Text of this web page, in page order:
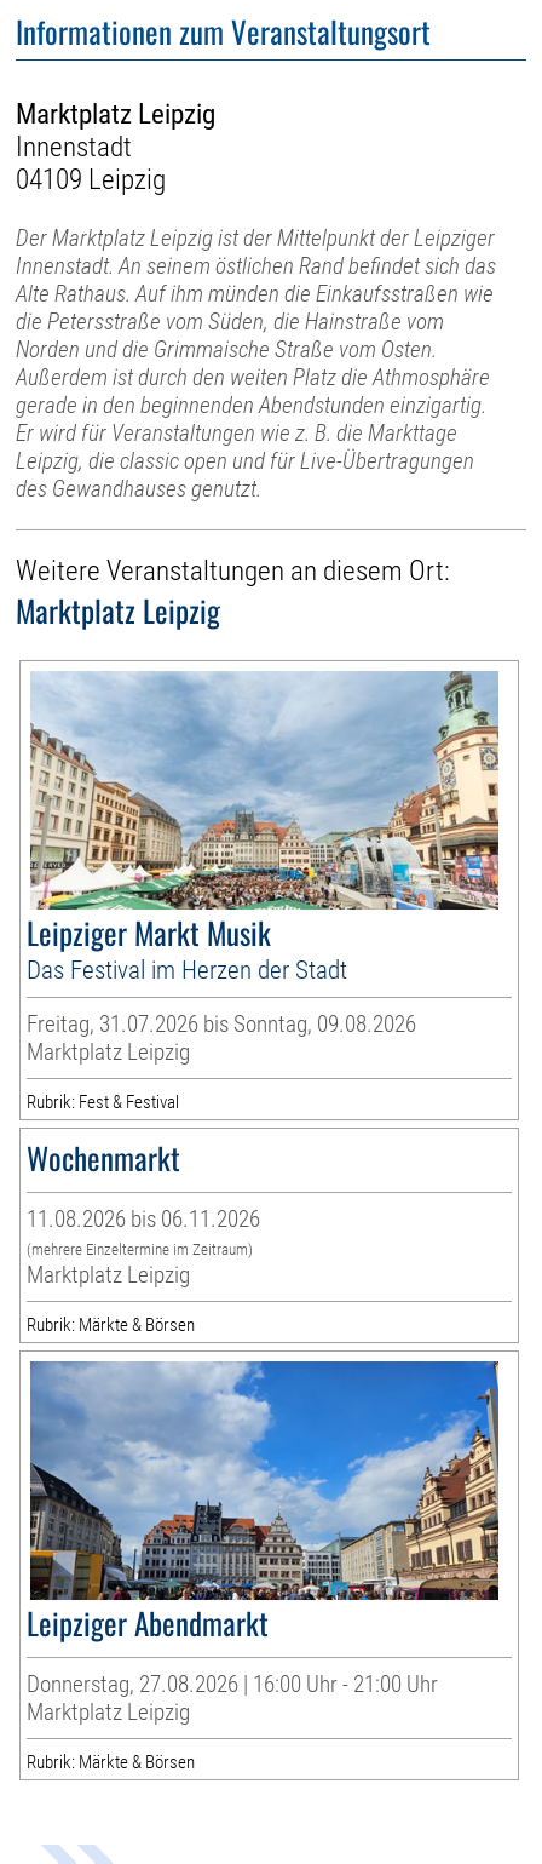
Informationen zum Veranstaltungsort
Marktplatz Leipzig
Innenstadt
04109 Leipzig
Der Marktplatz Leipzig ist der Mittelpunkt der Leipziger
Innenstadt. An seinem östlichen Rand befindet sich das
Alte Rathaus. Auf ihm münden die Einkaufsstraßen wie
die Petersstraße vom Süden, die Hainstraße vom
Norden und die Grimmaische Straße vom Osten.
Außerdem ist durch den weiten Platz die Athmosphäre
gerade in den beginnenden Abendstunden einzigartig.
Er wird für Veranstaltungen wie z. B. die Markttage
Leipzig, die classic open und für Live-Übertragungen
des Gewandhauses genutzt.
Weitere Veranstaltungen an diesem Ort:
Marktplatz Leipzig
Leipziger Markt Musik
Das Festival im Herzen der Stadt
Freitag, 31.07.2026 bis Sonntag, 09.08.2026
Marktplatz Leipzig
Rubrik: Fest & Festival
Wochenmarkt
11.08.2026 bis 06.11.2026
(mehrere Einzeltermine im Zeitraum)
Marktplatz Leipzig
Rubrik: Märkte & Börsen
Leipziger Abendmarkt
Donnerstag, 27.08.2026 | 16:00 Uhr - 21:00 Uhr
Marktplatz Leipzig
Rubrik: Märkte & Börsen